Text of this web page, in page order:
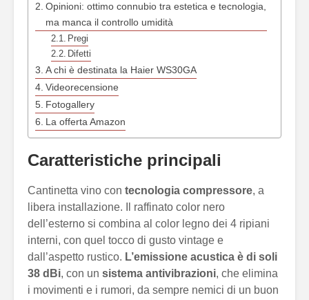
Opinioni: ottimo connubio tra estetica e tecnologia,
ma manca il controllo umidità
Pregi
Difetti
A chi è destinata la Haier WS30GA
Videorecensione
Fotogallery
La offerta Amazon
Caratteristiche principali
Cantinetta vino con tecnologia compressore, a
libera installazione. Il raffinato color nero
dell’esterno si combina al color legno dei 4 ripiani
interni, con quel tocco di gusto vintage e
dall’aspetto rustico. L’emissione acustica è di soli
38 dBi, con un sistema antivibrazioni, che elimina
i movimenti e i rumori, da sempre nemici di un buon